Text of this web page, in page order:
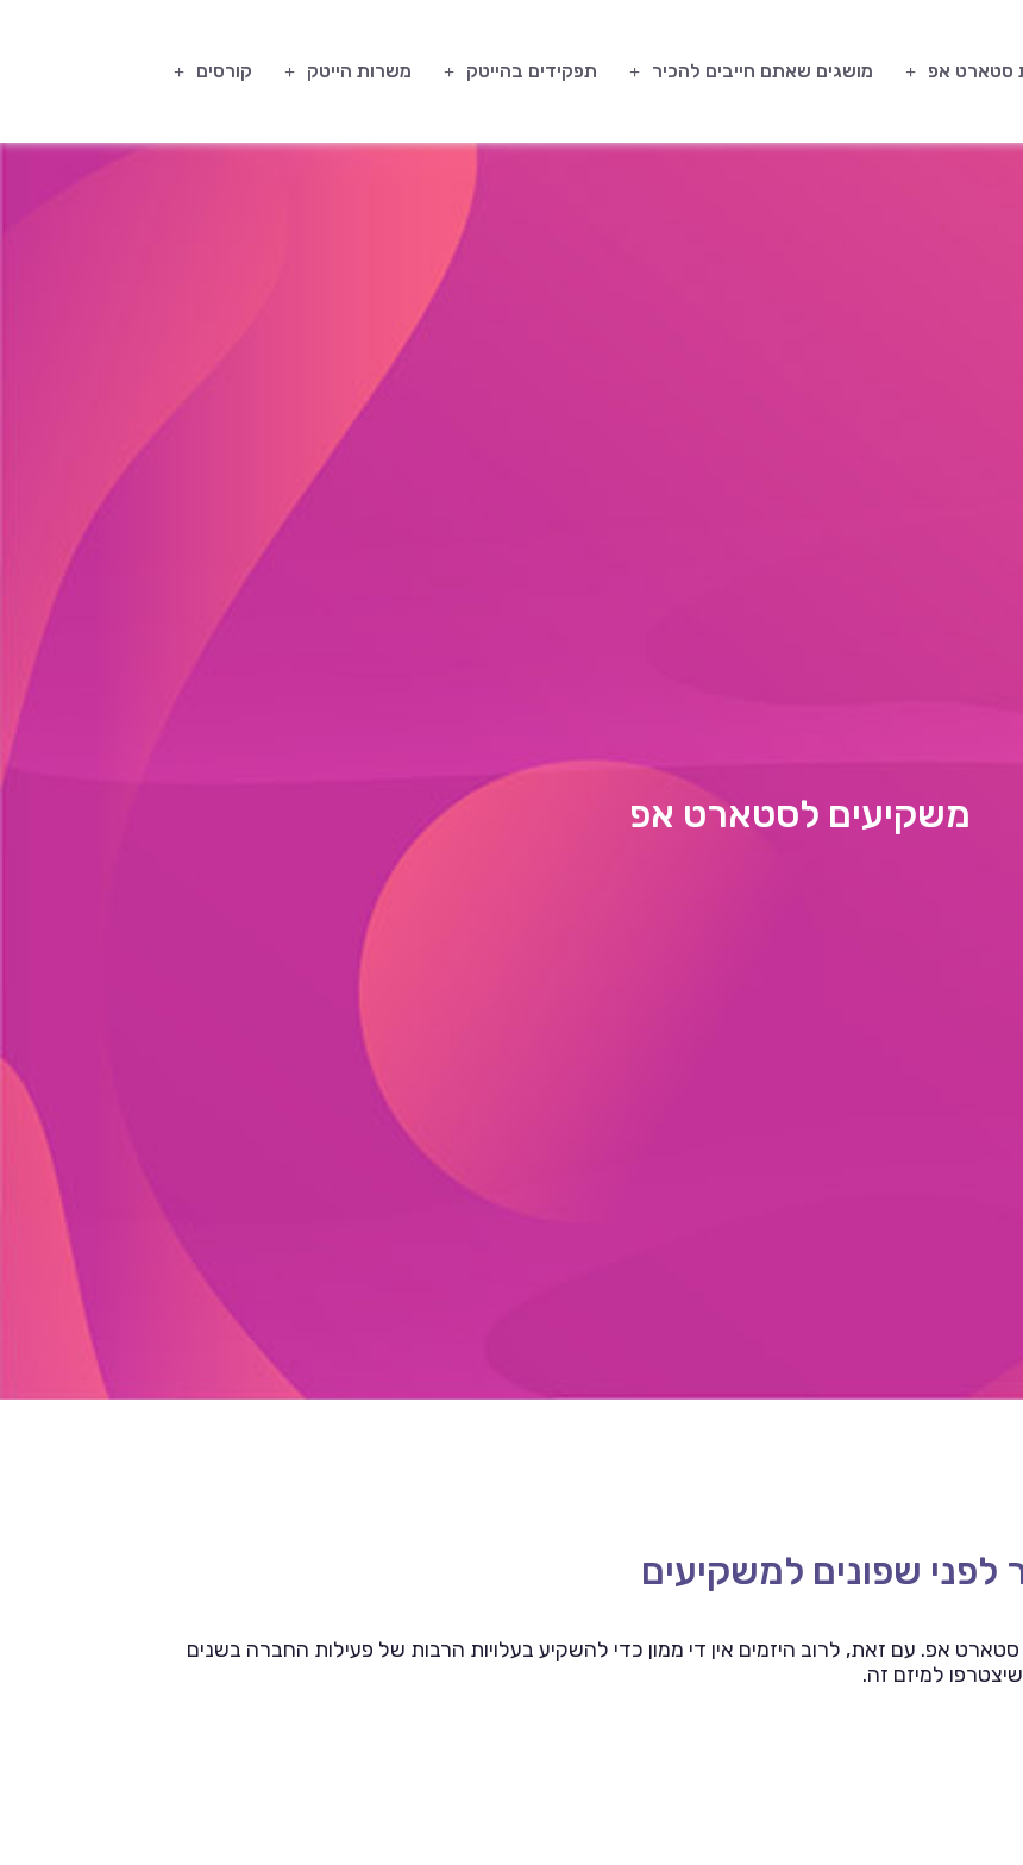
סטארט אפ מושגים שאתם חייבים להכיר תפקידים בהייטק משרות הייטק קורסים
משקיעים לסטארט אפ
אפ. עם זאת, לרוב היזמים אין די ממון כדי להשקיע בעלויות הרבות של פעילות החברה בשנים
למיזם זה.